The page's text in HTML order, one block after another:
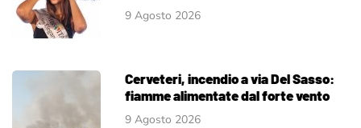
9 Agosto 2026
Cerveteri, incendio a via Del Sasso:
fiamme alimentate dal forte vento
9 Agosto 2026